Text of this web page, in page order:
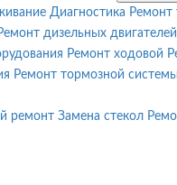
Диагностика Ремонт
дизельных двигателей
Ремонт ходовой
Ремонт тормозной системы
ремонт Замена стекол